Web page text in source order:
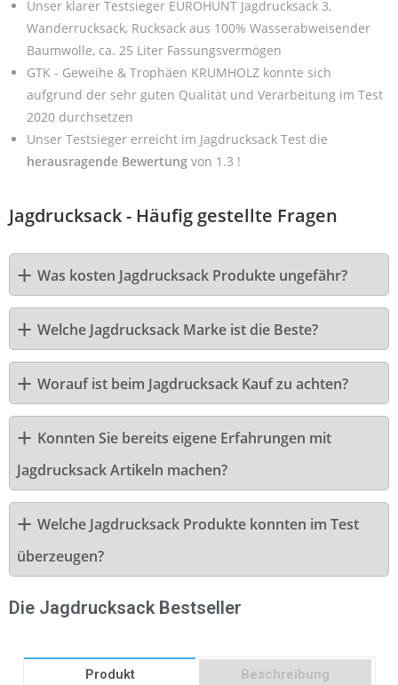
Unser klarer Testsieger EUROHUNT Jagdrucksack 3,
Wanderrucksack, Rucksack aus 100% Wasserabweisender
Baumwolle, ca. 25 Liter Fassungsvermögen
GTK - Geweihe & Trophäen KRUMHOLZ konnte sich
aufgrund der sehr guten Qualität und Verarbeitung im Test
2020 durchsetzen
Unser Testsieger erreicht im Jagdrucksack Test die
herausragende Bewertung von 1.3 !
Jagdrucksack - Häufig gestellte Fragen
Was kosten Jagdrucksack Produkte ungefähr?
Welche Jagdrucksack Marke ist die Beste?
Worauf ist beim Jagdrucksack Kauf zu achten?
Konnten Sie bereits eigene Erfahrungen mit
Jagdrucksack Artikeln machen?
Welche Jagdrucksack Produkte konnten im Test
überzeugen?
Die Jagdrucksack Bestseller
Produkt Beschreibung